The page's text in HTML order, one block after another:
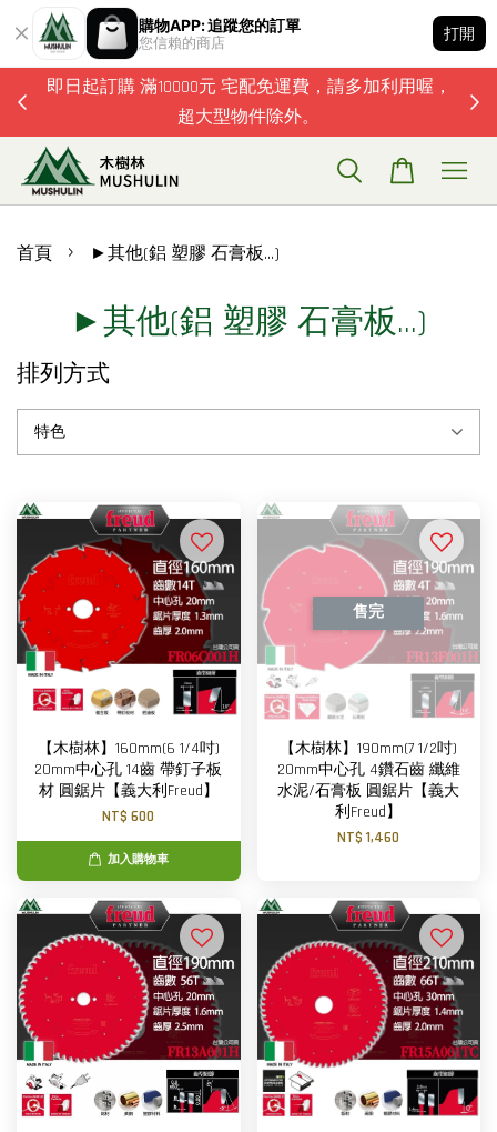
購物APP: 追蹤您的訂單
您信賴的商店
打開
即日起訂購 滿10000元 宅配免運費，請多加利用喔，
超大型物件除外。
首頁 › ►其他(鋁 塑膠 石膏板...)
►其他(鋁 塑膠 石膏板...)
排列方式
【木樹林】160mm(6 1/4吋)
20mm中心孔 14齒 帶釘子板
材 圓鋸片【義大利Freud】
NT$ 600
加入購物車
售完
【木樹林】190mm(7 1/2吋)
20mm中心孔 4鑽石齒 纖維
水泥/石膏板 圓鋸片【義大
利Freud】
NT$ 1,460